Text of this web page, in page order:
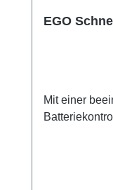
EGO
Mit einer